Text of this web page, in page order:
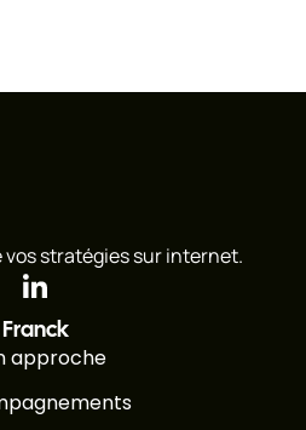
vos stratégies sur internet.
Franck
approche